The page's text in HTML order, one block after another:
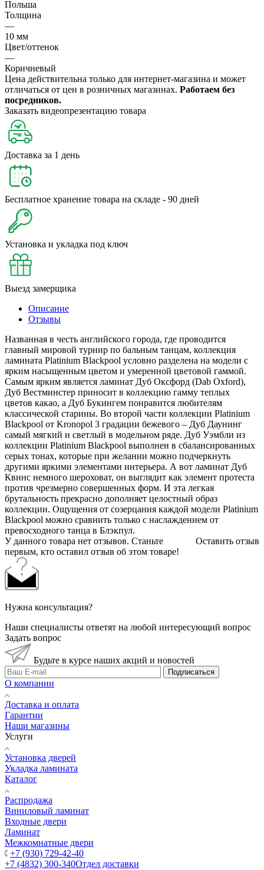
Польша
Толщина
—
10 мм
Цвет/оттенок
—
Коричневый
Цена действительна только для интернет-магазина и может
отличаться от цен в розничных магазинах. Работаем без
посредников.
Заказать видеопрезентацию товара
Доставка за 1 день
Бесплатное хранение товара на складе - 90 дней
Установка и укладка под ключ
Выезд замерщика
Описание
Отзывы
Названная в честь английского города, где проводится
главный мировой турнир по бальным танцам, коллекция
ламината Platinium Blackpool условно разделена на модели с
ярким насыщенным цветом и умеренной цветовой гаммой.
Самым ярким является ламинат Дуб Оксфорд (Dab Oxford),
Дуб Вестминстер приносит в коллекцию гамму теплых
цветов какао, а Дуб Букингем понравится любителям
классической старины. Во второй части коллекции Platinium
Blackpool от Kronopol 3 градации бежевого – Дуб Даунинг
самый мягкий и светлый в модельном ряде. Дуб Уэмбли из
коллекции Platinium Blackpool выполнен в сбалансированных
серых тонах, которые при желании можно подчеркнуть
другими яркими элементами интерьера. А вот ламинат Дуб
Квинс немного шероховат, он выглядит как элемент протеста
против чрезмерно совершенных форм. И эта легкая
брутальность прекрасно дополняет целостный образ
коллекции. Ощущения от созерцания каждой модели Platinium
Blackpool можно сравнить только с наслаждением от
превосходного танца в Блэкпул.
Оставить отзыв
У данного товара нет отзывов. Станьте
первым, кто оставил отзыв об этом товаре!
Нужна консультация?
Наши специалисты ответят на любой интересующий вопрос
Задать вопрос
Будьте в курсе наших акций и новостей
Подписаться
О компании
Доставка и оплата
Гарантии
Наши магазины
Услуги
Установка дверей
Укладка ламината
Каталог
Распродажа
Виниловый ламинат
Входные двери
Ламинат
Межкомнатные двери
+7 (930) 729-42-40
+7 (4832) 300-340Отдел доставки